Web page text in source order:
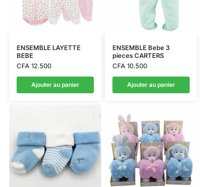
ENSEMBLE LAYETTE
BEBE
CFA12.500
Ajouter au panier
ENSEMBLE Bebe 3
pieces CARTERS
CFA10.500
Ajouter au panier